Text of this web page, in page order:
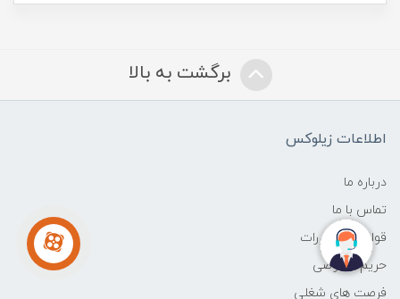
برگشت به بالا
اطلاعات زیلوکس
درباره ما
تماس با ما
قوانین و مقررات
حریم خصوصی
فرصت های شغلی